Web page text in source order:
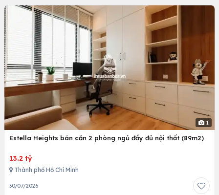
1
Estella Heights bán căn 2 phòng ngủ đầy đủ nội thất (89m2)
13.2 tỷ
Thành phố Hồ Chí Minh
30/07/2026